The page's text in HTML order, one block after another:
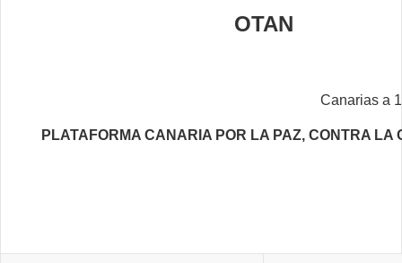
OTAN
Canarias a
PLATAFORMA CANARIA POR LA PAZ, CONTRA LA